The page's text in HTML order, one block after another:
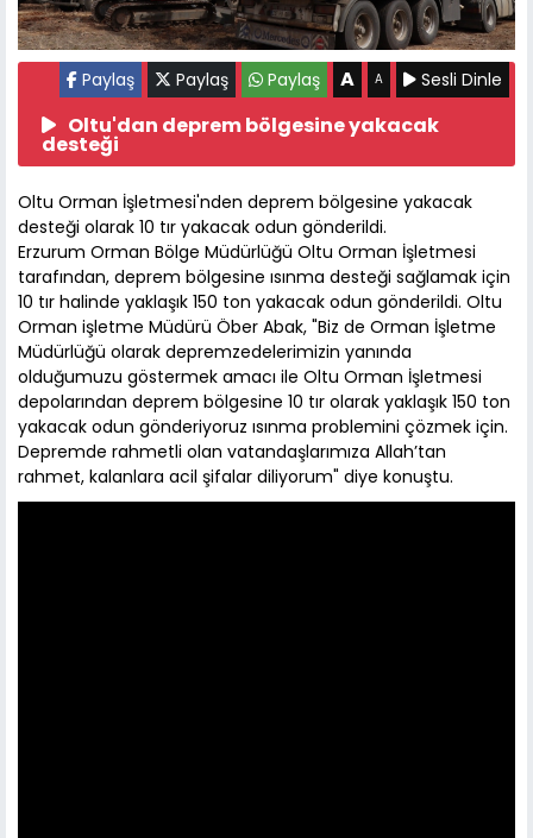
Paylaş Paylaş Paylaş A A Sesli Dinle
Oltu'dan deprem bölgesine yakacak
desteği
Oltu Orman İşletmesi'nden deprem bölgesine yakacak
desteği olarak 10 tır yakacak odun gönderildi.
Erzurum Orman Bölge Müdürlüğü Oltu Orman İşletmesi
tarafından, deprem bölgesine ısınma desteği sağlamak için
10 tır halinde yaklaşık 150 ton yakacak odun gönderildi. Oltu
Orman işletme Müdürü Öber Abak, "Biz de Orman İşletme
Müdürlüğü olarak depremzedelerimizin yanında
olduğumuzu göstermek amacı ile Oltu Orman İşletmesi
depolarından deprem bölgesine 10 tır olarak yaklaşık 150 ton
yakacak odun gönderiyoruz ısınma problemini çözmek için.
Depremde rahmetli olan vatandaşlarımıza Allah’tan
rahmet, kalanlara acil şifalar diliyorum" diye konuştu.